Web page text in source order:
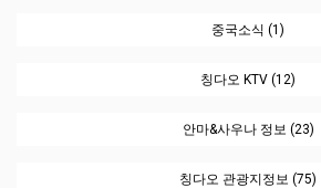
중국소식 (1)
칭다오 KTV (12)
안마&사우나 정보 (23)
칭다오 관광지정보 (75)